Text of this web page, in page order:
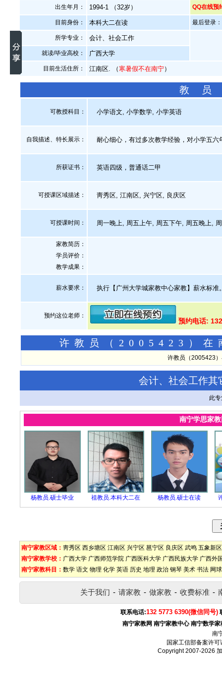
出生年月： 1994-1 （32岁） QQ在线预
目前身份： 本科大二在读 最后登录
所学专业： 会计、社会工作
就读/毕业高校： 广西大学
目前生活住所： 江南区. （寒暑假不在南宁）
教 员
可教授科目： 小学语文, 小学数学, 小学英语
自我描述、特长展示 ： 耐心细心，有过多次教学经验，对小学五六
所获证书 ： 英语四级，普通话二甲
可授课区域描述： 靑秀区, 江南区, 兴宁区, 良庆区
可授课时间： 周一晚上, 周五上午, 周五下午, 周五晚上,
家教简历：
学员评价：
教学成果：
薪水要求： 执行【广州大学城家教中心家教】薪水标准
预约这位老师：
预约电话:
许教员（2005423）在
许教员（2005423
会计、社会工作其
此
南宁学思家
杨教员.硕士毕业 祖教员.本科大二在 杨教员.硕士在读
南宁家教区域： 靑秀区 西乡塘区 江南区 兴宁区 邕宁区 良庆区 武鸣 五象新区
南宁家教学校： 广西大学 广西师范学院 广西医科大学 广西民族大学 广西外
南宁家教科目： 数学 语文 物理 化学 英语 历史 地理 政治 钢琴 美术 书法 网球
关于我们 - 请家教 - 做家教 - 收费标准 -
联系电话:132 5773 6390(微信同号)
南宁家教网 南宁家教中心 南宁数学家
南
国家工信部备案许可
Copyright 2007-2026